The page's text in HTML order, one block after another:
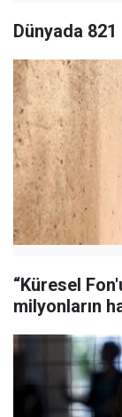
Dünyada
“Küresel
milyonların